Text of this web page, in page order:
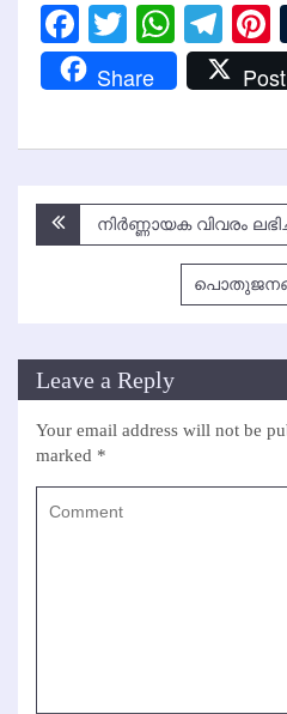
Facebook
Twitter
Share Post
Post
navigation
നിര്‍ണ്ണായക വിവരം
Leave a Reply
Your email address will not be
marked *